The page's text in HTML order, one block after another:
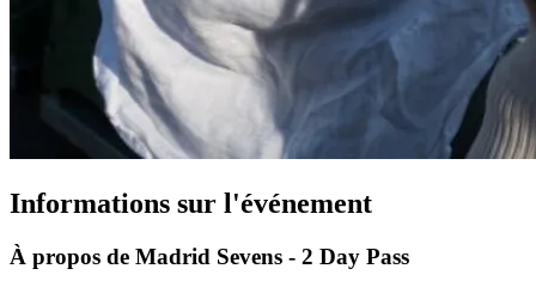
Informations sur l'événement
À propos de Madrid Sevens - 2 Day Pass